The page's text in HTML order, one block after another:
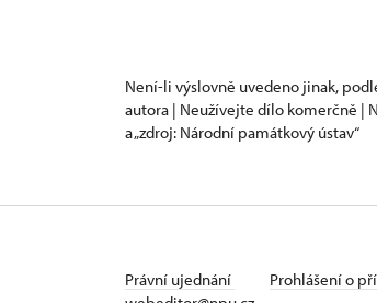
Není-li výslovně uvedeno jinak,
autora | Neužívejte dílo komerčně |
a „zdroj: Národní památkový ústav“
Právní ujednání Prohlášení o